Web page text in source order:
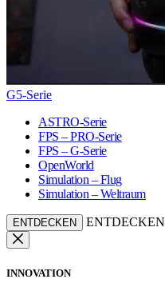
G5-Serie
ASTRO-Serie
FPS – PRO-Serie
FPS – G-Serie
OpenWorld
Simulation – Flug
Simulation – Weltraum
ENTDECKEN ENTDECKEN
INNOVATION